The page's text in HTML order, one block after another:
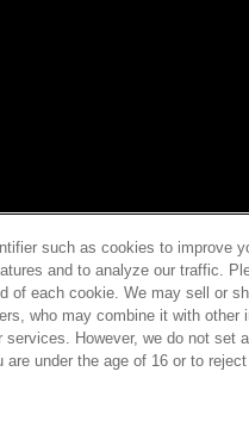
such as cookies to improve
and to analyze our traffic.
of each cookie. We may sell or
who may combine it with
However, we do not set
are under the age of 16 or to